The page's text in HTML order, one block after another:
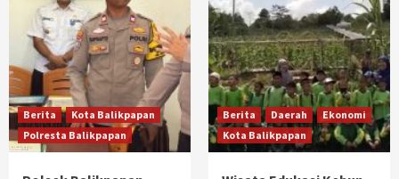
Berita
Kota Balikpapan
Polresta Balikpapan
Berita Daerah
Ekonomi
Kota Balikpapan